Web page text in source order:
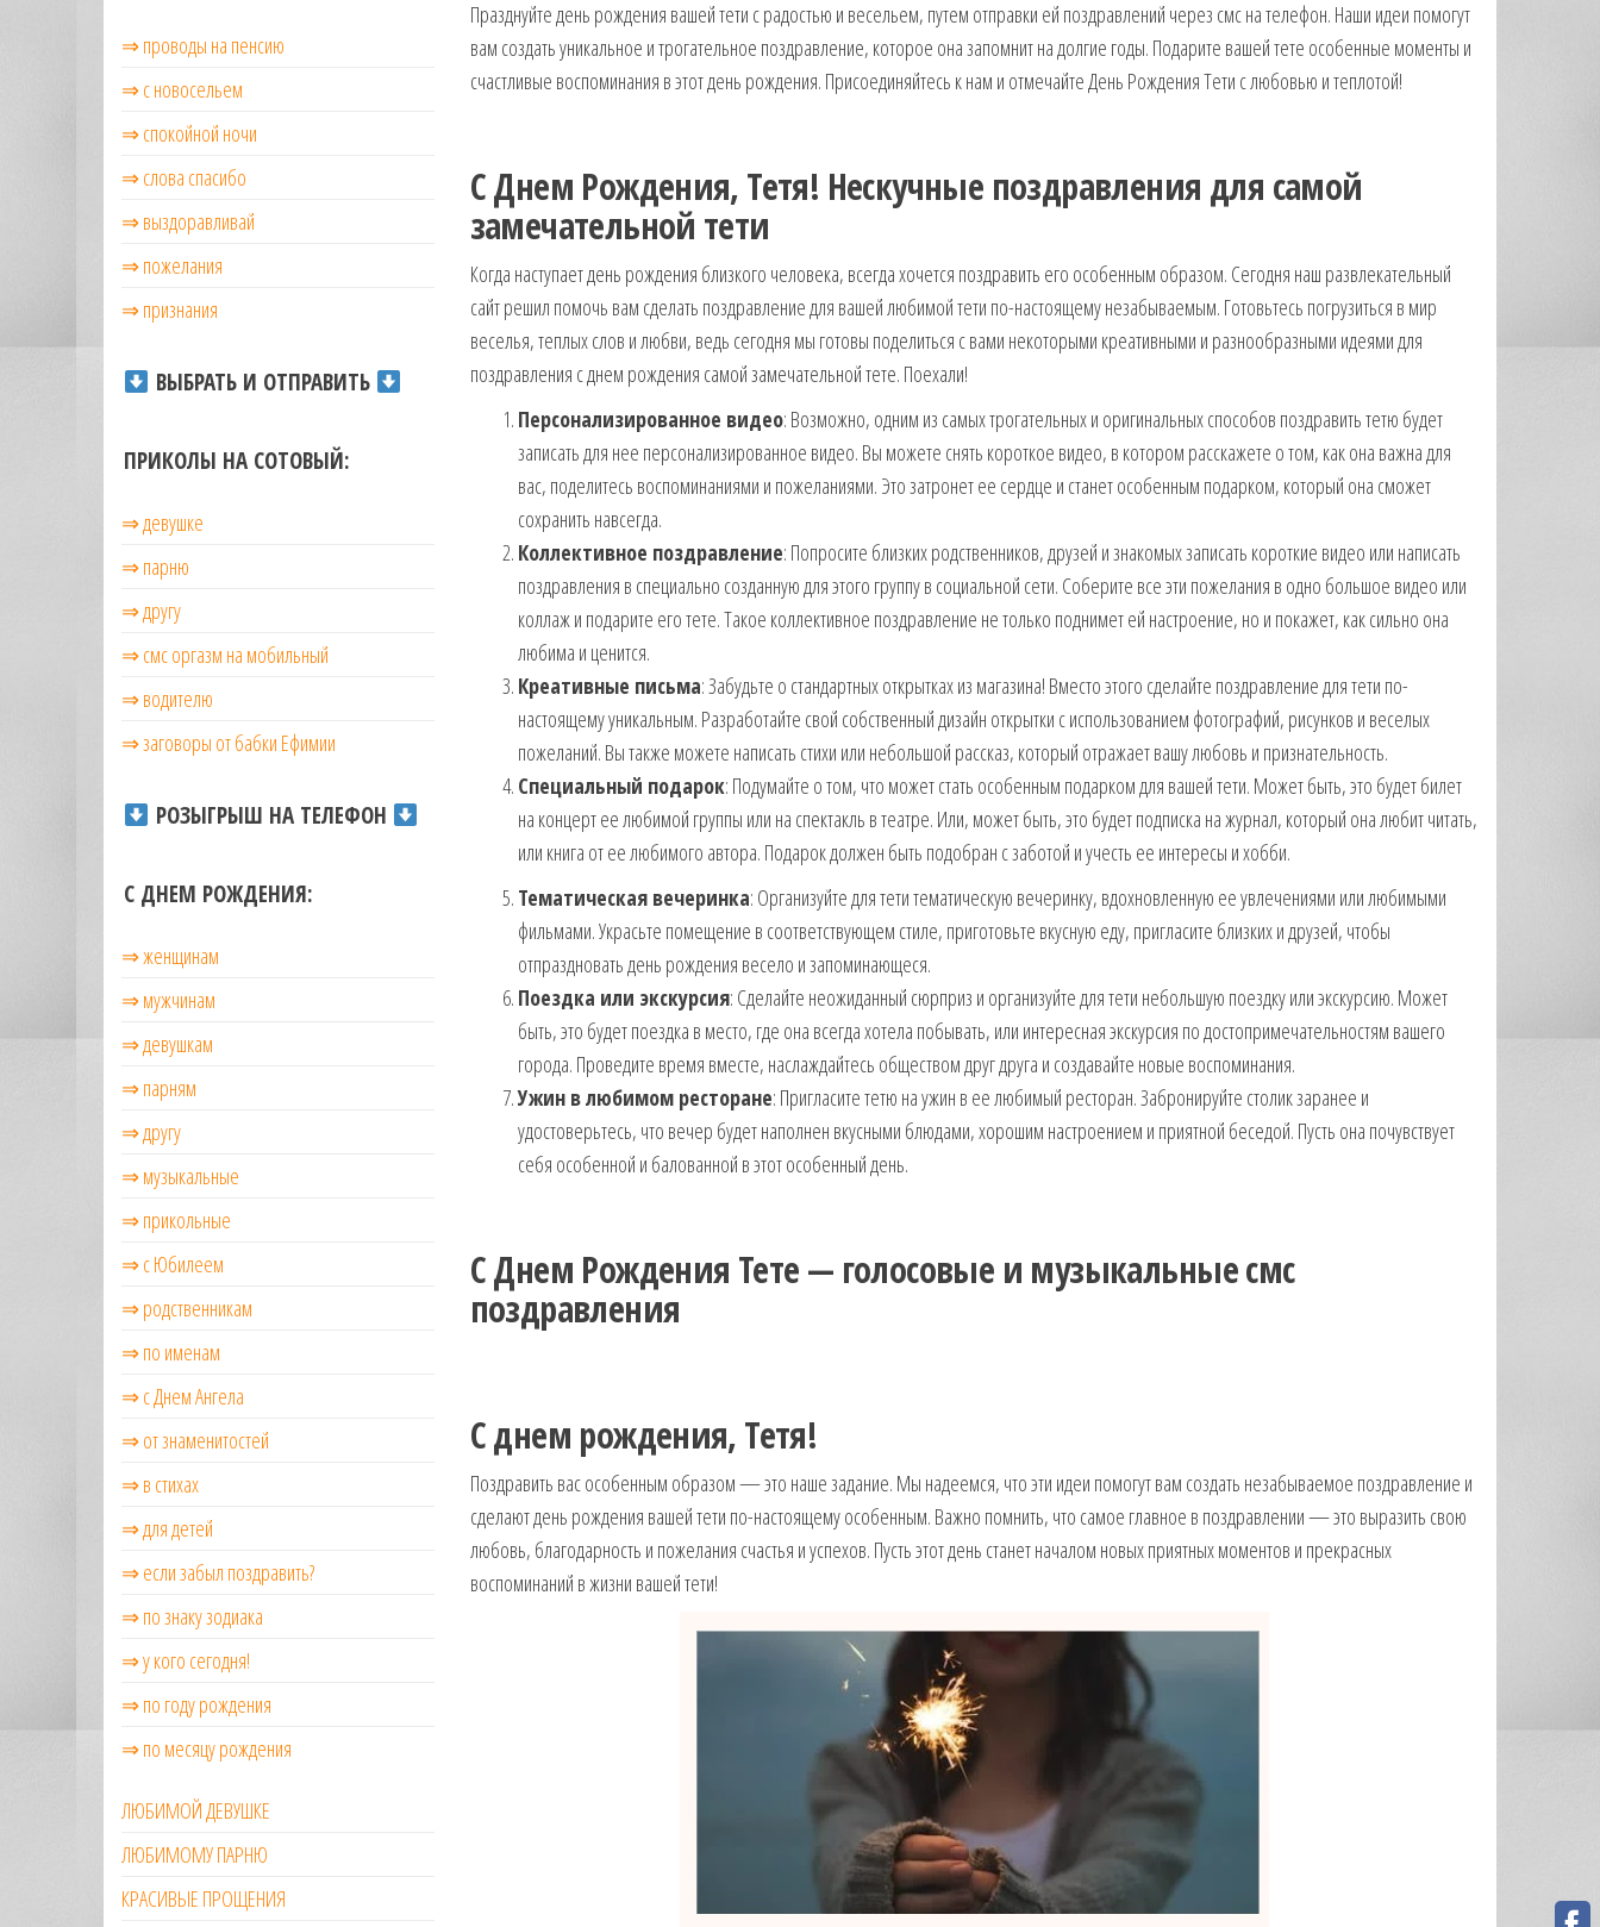
Только для
СМС,
Розыгрыши,
каждый день и
сообщения!
Празднуйте день рождения вашей тети с радостью и весельем, путем отправки ей поздравлений через смс на телефон. Наши идеи помогут
вам создать уникальное и трогательное поздравление, которое она запомнит на долгие годы. Подарите вашей тете особенные моменты и
счастливые воспоминания в этот день рождения. Присоединяйтесь к нам и отмечайте День Рождения Тети с любовью и теплотой!
С Днем Рождения, Тетя! Нескучные поздравления для самой
замечательной тети
Когда наступает день рождения близкого человека, всегда хочется поздравить его особенным образом. Сегодня наш развлекательный
сайт решил помочь вам сделать поздравление для вашей любимой тети по-настоящему незабываемым. Готовьтесь погрузиться в мир
веселья, теплых слов и любви, ведь сегодня мы готовы поделиться с вами некоторыми креативными и разнообразными идеями для
поздравления с днем рождения самой замечательной тете. Поехали!
Персонализированное видео: Возможно, одним из самых трогательных и оригинальных способов поздравить тетю будет
записать для нее персонализированное видео. Вы можете снять короткое видео, в котором расскажете о том, как она важна для
вас, поделитесь воспоминаниями и пожеланиями. Это затронет ее сердце и станет особенным подарком, который она сможет
сохранить навсегда.
Коллективное поздравление: Попросите близких родственников, друзей и знакомых записать короткие видео или написать
поздравления в специально созданную для этого группу в социальной сети. Соберите все эти пожелания в одно большое видео или
коллаж и подарите его тете. Такое коллективное поздравление не только поднимет ей настроение, но и покажет, как сильно она
любима и ценится.
Креативные письма: Забудьте о стандартных открытках из магазина! Вместо этого сделайте поздравление для тети по-
настоящему уникальным. Разработайте свой собственный дизайн открытки с использованием фотографий, рисунков и веселых
пожеланий. Вы также можете написать стихи или небольшой рассказ, который отражает вашу любовь и признательность.
Специальный подарок: Подумайте о том, что может стать особенным подарком для вашей тети. Может быть, это будет билет
на концерт ее любимой группы или на спектакль в театре. Или, может быть, это будет подписка на журнал, который она любит читать,
или книга от ее любимого автора. Подарок должен быть подобран с заботой и учесть ее интересы и хобби.
Тематическая вечеринка: Организуйте для тети тематическую вечеринку, вдохновленную ее увлечениями или любимыми
фильмами. Украсьте помещение в соответствующем стиле, приготовьте вкусную еду, пригласите близких и друзей, чтобы
отпраздновать день рождения весело и запоминающеся.
Поездка или экскурсия: Сделайте неожиданный сюрприз и организуйте для тети небольшую поездку или экскурсию. Может
быть, это будет поездка в место, где она всегда хотела побывать, или интересная экскурсия по достопримечательностям вашего
города. Проведите время вместе, наслаждайтесь обществом друг друга и создавайте новые воспоминания.
Ужин в любимом ресторане: Пригласите тетю на ужин в ее любимый ресторан. Забронируйте столик заранее и
удостоверьтесь, что вечер будет наполнен вкусными блюдами, хорошим настроением и приятной беседой. Пусть она почувствует
себя особенной и балованной в этот особенный день.
С Днем Рождения Тете — голосовые и музыкальные смс
поздравления
С днем рождения, Тетя!
Поздравить вас особенным образом — это наше задание. Мы надеемся, что эти идеи помогут вам создать незабываемое поздравление и
сделают день рождения вашей тети по-настоящему особенным. Важно помнить, что самое главное в поздравлении — это выразить свою
любовь, благодарность и пожелания счастья и успехов. Пусть этот день станет началом новых приятных моментов и прекрасных
воспоминаний в жизни вашей тети!
⇒ проводы на пенсию
⇒ с новосельем
⇒ cпокойной ночи
⇒ слова спасибо
⇒ выздоравливай
⇒ пожелания
⇒ признания
ВЫБРАТЬ И ОТПРАВИТЬ
ПРИКОЛЫ НА СОТОВЫЙ:
⇒ девушке
⇒ парню
⇒ другу
⇒ смс оргазм на мобильный
⇒ водителю
⇒ заговоры от бабки Ефимии
РОЗЫГРЫШ НА ТЕЛЕФОН
С ДНЕМ РОЖДЕНИЯ:
⇒ женщинам
⇒ мужчинам
⇒ девушкам
⇒ парням
⇒ другу
⇒ музыкальные
⇒ прикольные
⇒ с Юбилеем
⇒ родственникам
⇒ по именам
⇒ с Днем Ангела
⇒ от знаменитостей
⇒ в стихах
⇒ для детей
⇒ если забыл поздравить?
⇒ по знаку зодиака
⇒ у кого сегодня!
⇒ по году рождения
⇒ по месяцу рождения
ЛЮБИМОЙ ДЕВУШКЕ
ЛЮБИМОМУ ПАРНЮ
КРАСИВЫЕ ПРОЩЕНИЯ